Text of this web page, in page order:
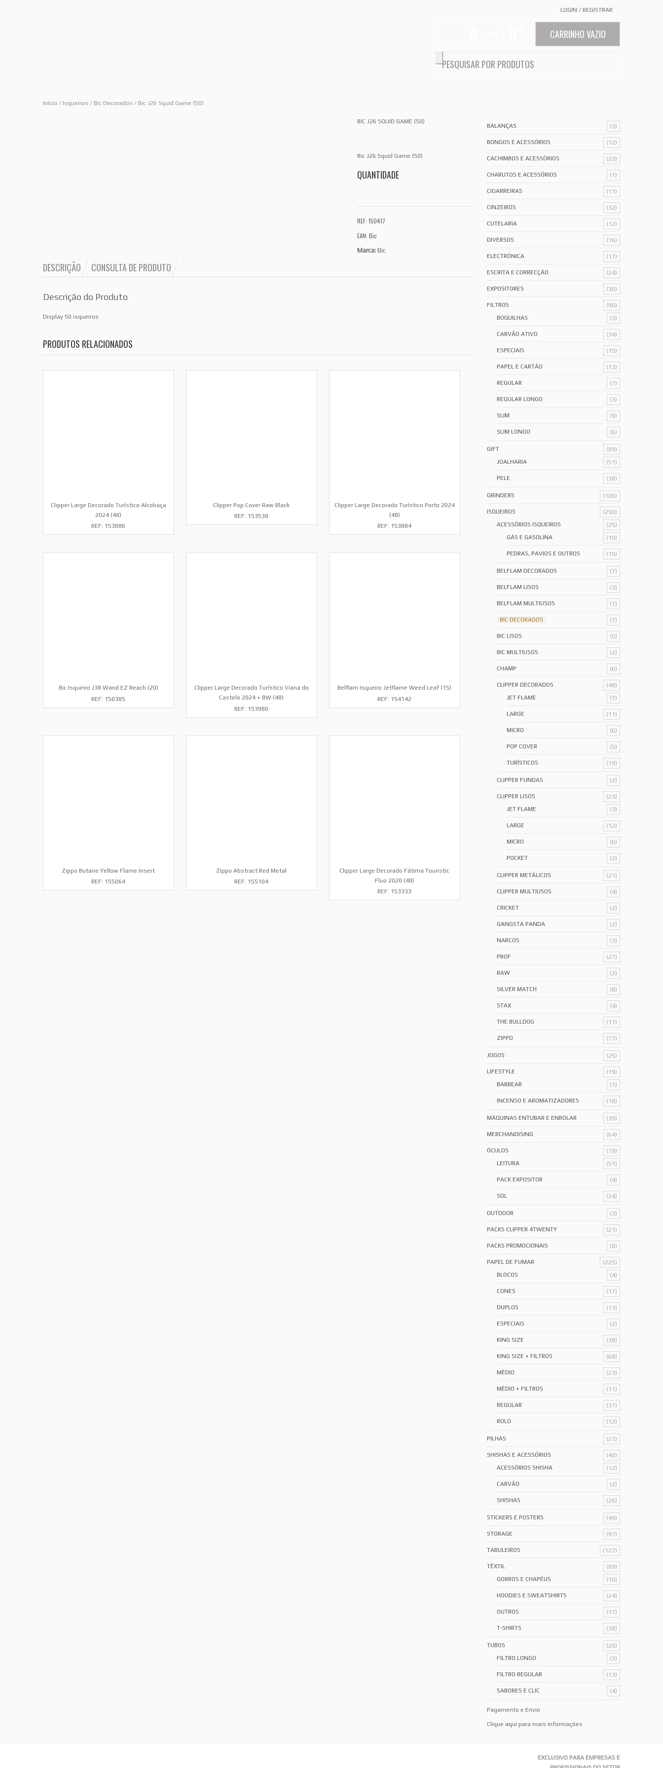
LOGIN / REGISTRAR
CARRINHO VAZIO
Início / Isqueiros / Bic Decorados / Bic J26 Squid Game (50)
BIC J26 SQUID GAME (50)
Bic J26 Squid Game (50)
QUANTIDADE
REF: 150417
EAN: Bic
Marca: Bic
DESCRIÇÃO CONSULTA DE PRODUTO
Descrição do Produto
Display 50 isqueiros
PRODUTOS RELACIONADOS
Clipper Large Decorado Turístico Alcobaça
2024 (48)
REF: 153886
Clipper Pop Cover Raw Black
REF: 153538
Clipper Large Decorado Turístico Porto 2024
(48)
REF: 153884
Bic Isqueiro J38 Wand EZ Reach (20)
REF: 150385
Clipper Large Decorado Turístico Viana do
Castelo 2024 + BW (48)
REF: 153980
Belflam Isqueiro Jetflame Weed Leaf (15)
REF: 154142
Zippo Butane Yellow Flame Insert
REF: 155064
Zippo Abstract Red Metal
REF: 155104
Clipper Large Decorado Fátima Touristic
Fluo 2020 (48)
REF: 153333
BALANÇAS (3)
BONGOS E ACESSÓRIOS (12)
CACHIMBOS E ACESSÓRIOS (23)
CHARUTOS E ACESSÓRIOS (1)
CIGARREIRAS (11)
CINZEIROS (32)
CUTELARIA (12)
DIVERSOS (16)
ELECTRÓNICA (17)
ESCRITA E CORRECÇÃO (24)
EXPOSITORES (30)
FILTROS
(90)
BOQUILHAS
(3)
CARVÃO ATIVO (34)
ESPECIAIS (15)
PAPEL E CARTÃO (13)
REGULAR (7)
REGULAR LONGO (3)
SLIM (9)
SLIM LONGO (6)
GIFT
(89)
JOALHARIA
(51)
PELE (38)
GRINDERS (106)
ISQUEIROS
(290)
ACESSÓRIOS ISQUEIROS
(25)
GÁS E GASOLINA
(10)
PEDRAS, PAVIOS E OUTROS (15)
BELFLAM DECORADOS (7)
BELFLAM LISOS (3)
BELFLAM MULTIUSOS (1)
BIC DECORADOS (7)
BIC LISOS (5)
BIC MULTIUSOS (2)
CHAMP (6)
CLIPPER DECORADOS
(48)
JET FLAME
(7)
LARGE (11)
MICRO (6)
POP COVER (5)
TURÍSTICOS (19)
CLIPPER FUNDAS (2)
CLIPPER LISOS
(23)
JET FLAME
(3)
LARGE (12)
MICRO (6)
POCKET (2)
CLIPPER METÁLICOS (21)
CLIPPER MULTIUSOS (4)
CRICKET (2)
GANGSTA PANDA (2)
NARCOS (3)
PROF (27)
RAW (2)
SILVER MATCH (8)
STAX (4)
THE BULLDOG (11)
ZIPPO (77)
JOGOS (25)
LIFESTYLE
(19)
BARBEAR
(1)
INCENSO E AROMATIZADORES (18)
MÁQUINAS ENTUBAR E ENROLAR (39)
MERCHANDISING (64)
ÓCULOS
(79)
LEITURA
(51)
PACK EXPOSITOR (4)
SOL (24)
OUTDOOR (3)
PACKS CLIPPER 4TWENTY (21)
PACKS PROMOCIONAIS (8)
PAPEL DE FUMAR
(225)
BLOCOS
(4)
CONES (17)
DUPLOS (13)
ESPECIAIS (2)
KING SIZE (38)
KING SIZE + FILTROS (68)
MÉDIO (23)
MÉDIO + FILTROS (11)
REGULAR (37)
ROLO (12)
PILHAS (21)
SHISHAS E ACESSÓRIOS
(40)
ACESSÓRIOS SHISHA
(12)
CARVÃO (2)
SHISHAS (26)
STICKERS E POSTERS (49)
STORAGE (97)
TABULEIROS (127)
TÊXTIL
(89)
GORROS E CHAPÉUS
(10)
HOODIES E SWEATSHIRTS (24)
OUTROS (17)
T-SHIRTS (38)
TUBOS
(20)
FILTRO LONGO
(3)
FILTRO REGULAR (13)
SABORES E CLIC (4)
Pagamento e Envio
Clique aqui para mais informações
EXCLUSIVO PARA EMPRESAS E